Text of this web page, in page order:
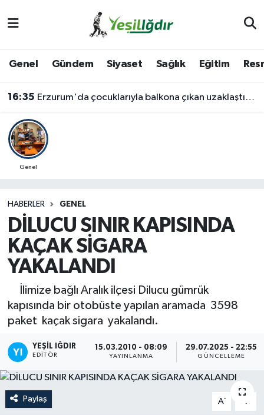
Genel Gündem Siyaset Sağlık Eğitim
16:35 Erzurum'da çocuklarıyla balkona çıkan uzaklaştırma kararlı koca ikna edildi
Genel
HABERLER GENEL
DİLUCU SINIR KAPISINDA
KAÇAK SİGARA
YAKALANDI
İlimize bağlı Aralık ilçesi Dilucu gümrük
kapısında bir otobüste yapılan aramada 3598
paket kaçak sigara yakalandı.
YEŞIL IĞDIR
EDITÖR
15.03.2010 - 08:09
YAYINLANMA
29.07.2025 - 22:55
GÜNCELLEME
Paylaş A- A
İğdir Namaz Vakitleri
Iğdır Trafik Yoğunluk Haritası
Süper Lig Puan Durumu ve Fikstür
Son Dakika Haberleri
Haber Arşivi